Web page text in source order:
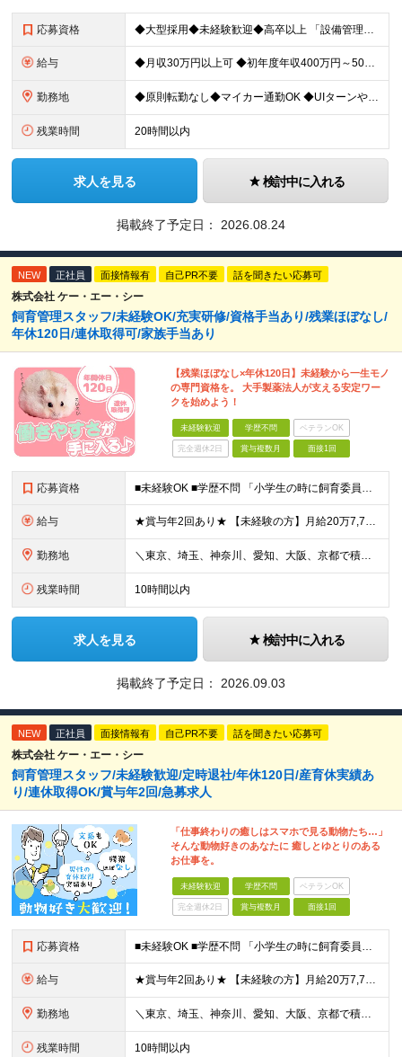
応募資格 ◆大型採用◆未経験歓迎◆高卒以上 「設備管理は初めて…」という方でも大丈夫。 イチから丁寧にお教えしますのでご安心ください。 ＼こんなアナタにピッタリ／ ◎「人の健康に貢献したい」という想いがある
給与 ◆月収30万円以上可 ◆初年度年収400万円～500万円想定 月給21万7,080円～22万7,810円＋各種手当＋賞与年2回 ★「手当」や「賞与」が手厚いため、1年目未経験でも年収400万円以上
勤務地 ◆原則転勤なし◆マイカー通勤OK ◆UIターンや移住転職歓迎。Web面接実施中 ＜茨城工場＞ 茨城県稲敷郡阿見町吉原3586 ┗クリーンで働きやすいのが魅力です。 ★豊かな自然と便利な生活環境が調
残業時間 20時間以内
求人を見る 検討中に入れる
掲載終了予定日： 2026.08.24
NEW 正社員 面接情報有 自己PR不要 話を聞きたい応募可
株式会社 ケー・エー・シー
飼育管理スタッフ/未経験OK/充実研修/資格手当あり/残業ほぼなし/
年休120日/連休取得可/家族手当あり
【残業ほぼなし×年休120日】未経験から一生モノ
の専門資格を。 大手製薬法人が支える安定ワー
クを始めよう！
未経験歓迎 学歴不問 ベテランOK
完全週休2日 賞与複数月 面接1回
応募資格 ■未経験OK ■学歴不問 「小学生の時に飼育委員だった！」 なんて方もお待ちしております♪ ※ご自宅でのペット飼育について※ ご自宅でげっ歯類・ウサギのペット飼育を禁止しております。当社業務では清
給与 ★賞与年2回あり★ 【未経験の方】月給20万7,750円～＋賞与年2回＋残業代全額支給＋交通費支給 【生物系大卒の方】月給21万3,750円～＋賞与年2回＋残業代全額支給＋交通費支給 ★手当が充実
勤務地 ＼東京、埼玉、神奈川、愛知、大阪、京都で積極採用中！／ ・東京都：品川区 ・埼玉県：和光市 ・神奈川県：横浜市戸塚区、藤沢市 ・茨城県：つくば市 Lマイカー通勤OK！ ・愛知県：犬山市
残業時間 10時間以内
求人を見る 検討中に入れる
掲載終了予定日： 2026.09.03
NEW 正社員 面接情報有 自己PR不要 話を聞きたい応募可
株式会社 ケー・エー・シー
飼育管理スタッフ/未経験歓迎/定時退社/年休120日/産育休実績あ
り/連休取得OK/賞与年2回/急募求人
「仕事終わりの癒しはスマホで見る動物たち…」
そんな動物好きのあなたに 癒しとゆとりのある
お仕事を。
未経験歓迎 学歴不問 ベテランOK
完全週休2日 賞与複数月 面接1回
応募資格 ■未経験OK ■学歴不問 「小学生の時に飼育委員だった！」 なんて方もお待ちしております♪ ※ご自宅でのペット飼育について※ ご自宅でげっ歯類・ウサギのペット飼育を禁止しております。当社業務では清
給与 ★賞与年2回あり★ 【未経験の方】月給20万7,750円～＋賞与年2回＋残業代全額支給＋交通費支給 【生物系大卒の方】月給21万3,750円～＋賞与年2回＋残業代全額支給＋交通費支給 ★手当が充実
勤務地 ＼東京、埼玉、神奈川、愛知、大阪、京都で積極採用中！／ ・東京都：品川区 ・埼玉県：和光市 ・神奈川県：横浜市戸塚区、藤沢市 ・茨城県：つくば市 Lマイカー通勤OK！ ・愛知県：犬山市
残業時間 10時間以内